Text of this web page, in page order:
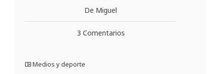
De Miguel
3 Comentarios
Medios y deporte